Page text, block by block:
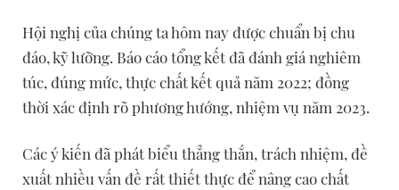
Hội nghị của chúng ta hôm nay được chuẩn bị chu
đáo, kỹ lưỡng. Báo cáo tổng kết đã đánh giá nghiêm
túc, đúng mức, thực chất kết quả năm 2022; đồng
thời xác định rõ phương hướng, nhiệm vụ năm 2023.
Các ý kiến đã phát biểu thẳng thắn, trách nhiệm, đề
xuất nhiều vấn đề rất thiết thực để nâng cao chất